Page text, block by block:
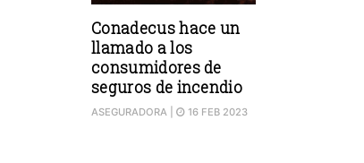
Conadecus hace un
llamado a los
consumidores de
seguros de incendio
ASEGURADORA 16 FEB 2023